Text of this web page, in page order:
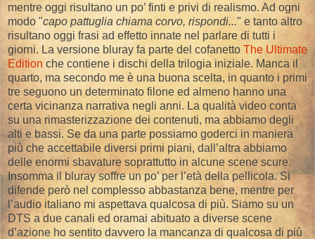
mentre oggi risultano un po’ finti e privi di realismo. Ad ogni
modo "capo pattuglia chiama corvo, rispondi..." e tanto altro
risultano oggi frasi ad effetto innate nel parlare di tutti i
giorni. La versione bluray fa parte del cofanetto The Ultimate
Edition che contiene i dischi della trilogia iniziale. Manca il
quarto, ma secondo me è una buona scelta, in quanto i primi
tre seguono un determinato filone ed almeno hanno una
certa vicinanza narrativa negli anni. La qualità video conta
su una rimasterizzazione dei contenuti, ma abbiamo degli
alti e bassi. Se da una parte possiamo goderci in maniera
più che accettabile diversi primi piani, dall’altra abbiamo
delle enormi sbavature soprattutto in alcune scene scure.
Insomma il bluray soffre un po’ per l’età della pellicola. Si
difende però nel complesso abbastanza bene, mentre per
l’audio italiano mi aspettava qualcosa di più. Siamo su un
DTS a due canali ed oramai abituato a diverse scene
d’azione ho sentito davvero la mancanza di qualcosa di più